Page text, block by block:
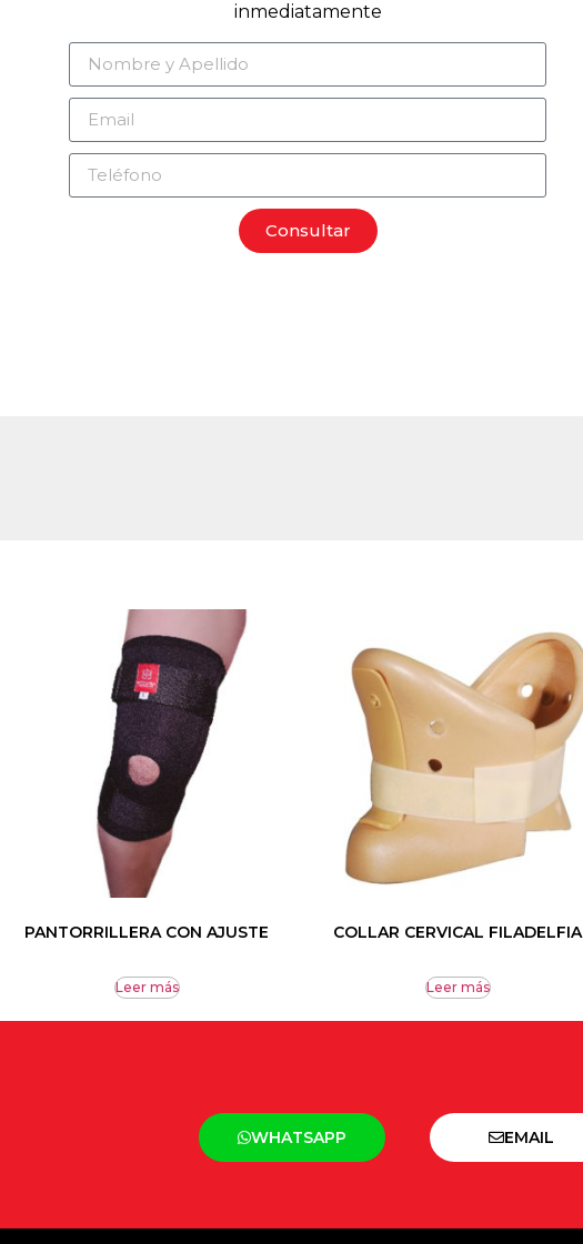
inmediatamente
Consultar
PANTORRILLERA CON AJUSTE
Leer más
COLLAR CERVICAL FILADELFIA
Leer más
WHATSAPP EMAIL